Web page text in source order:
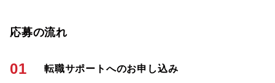
応募の流れ
01 転職サポートへのお申し込み